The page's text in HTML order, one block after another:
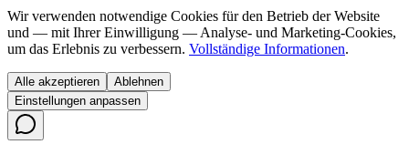
Wir verwenden notwendige Cookies für den Betrieb der Website
und — mit Ihrer Einwilligung — Analyse- und Marketing-Cookies,
um das Erlebnis zu verbessern. Vollständige Informationen.
Alle akzeptieren
Ablehnen
Einstellungen anpassen